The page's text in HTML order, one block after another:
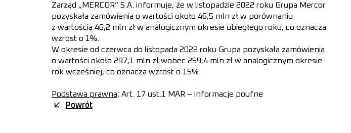
Zarząd „MERCOR” S.A. informuje, że w listopadzie 2022 roku Grupa Mercor
pozyskała zamówienia o wartości około 46,5 mln zł w porównaniu
z wartością 46,2 mln zł w analogicznym okresie ubiegłego roku, co oznacza
wzrost o 1%.
W okresie od czerwca do listopada 2022 roku Grupa pozyskała zamówienia
o wartości około 297,1 mln zł wobec 259,4 mln zł w analogicznym okresie
rok wcześniej, co oznacza wzrost o 15%.
Podstawa prawna: Art. 17 ust.1 MAR – informacje poufne
Powrót